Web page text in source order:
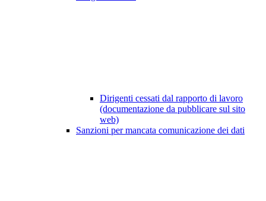
Dirigenti cessati dal rapporto di lavoro
(documentazione da pubblicare sul sito
web)
Sanzioni per mancata comunicazione dei dati